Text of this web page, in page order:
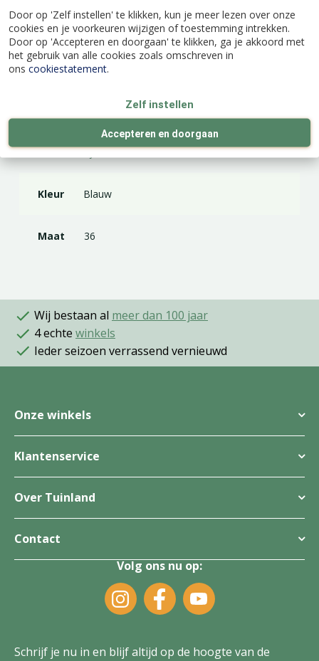
Door op 'Zelf instellen' te klikken, kun je meer lezen over onze
cookies en je voorkeuren wijzigen of toestemming intrekken.
Door op 'Accepteren en doorgaan' te klikken, ga je akkoord met
het gebruik van alle cookies zoals omschreven in
ons cookiestatement.
Zelf instellen
Accepteren en doorgaan
Specificaties
8718339255559
Merk Kjelvik
Kleur Blauw
Maat 36
Wij bestaan al meer dan 100 jaar
4 echte winkels
Ieder seizoen verrassend vernieuwd
Onze winkels
Klantenservice
Over Tuinland
Contact
Volg ons nu op:
Schrijf je nu in en blijf altijd op de hoogte van de